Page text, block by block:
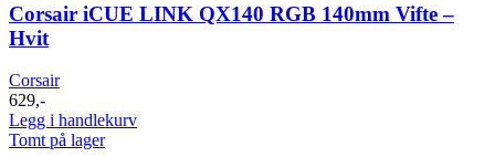
Corsair iCUE LINK QX140 RGB 140mm Vifte –
Hvit
Corsair
629,-
Legg i handlekurv
Tomt på lager